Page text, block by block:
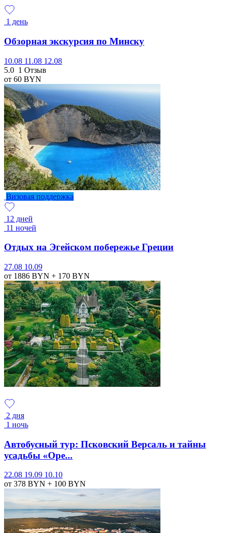
1 день
Обзорная экскурсия по Минску
10.08 11.08 12.08
5.0 1 Отзыв
от 60 BYN
Визовая поддержка
12 дней
11 ночей
Отдых на Эгейском побережье Греции
27.08 10.09
от 1886 BYN + 170 BYN
2 дня
1 ночь
Автобусный тур: Псковский Версаль и тайны
усадьбы «Оре...
22.08 19.09 10.10
от 378 BYN + 100 BYN